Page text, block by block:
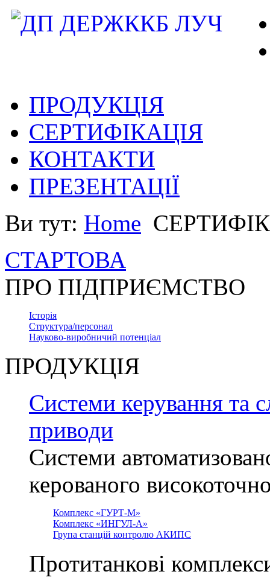
ПРОДУКЦІЯ
СЕРТИФІКАЦІЯ
КОНТАКТИ
ПРЕЗЕНТАЦІЇ
Ви тут: Home
СТАРТОВА
ПРО ПІДПРИЄМСТВО
Історія
Структура/персонал
Науково-виробничий потенціал
ПРОДУКЦІЯ
Системи керування та
приводи
Системи
керованого
Комплекс «ГУРТ-М»
Комплекс «ИНГУЛ-А»
Група станцій контролю АКИПС
Протитанкові